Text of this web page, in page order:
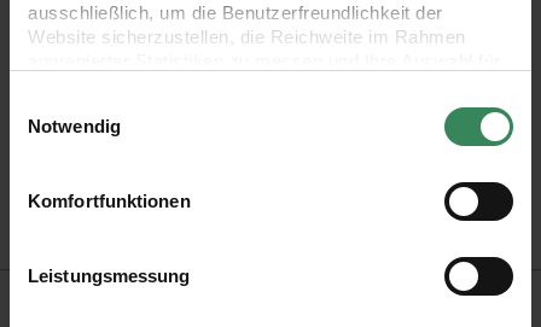
ausschließlich, um die Benutzerfreundlichkeit der
Website sicherzustellen, die Reichweite im Rahmen
Ihre Einwilligung ist freiwillig und kann jederzeit über den
Link „Cookie-Einstellungen“ im Fußbereich der Seite
verwendeten Technologien und den Empfängern der
Daten finden Sie in unserer Datenschutzerklärung.
Notwendig
Komfortfunktionen
Leistungsmessung
- Haarnadeln zum Verzieren
- Geeignet für Epoxidharz (abgefüllt in einer Dosierflasche)